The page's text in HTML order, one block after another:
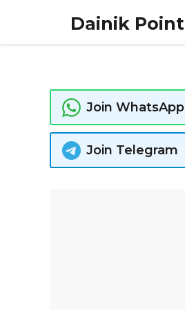
Dainik Point
Join WhatsApp
Join Telegram